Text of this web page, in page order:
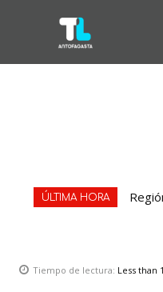
ÚLTIMA HORA
Tiempo de lectura: Less than 1